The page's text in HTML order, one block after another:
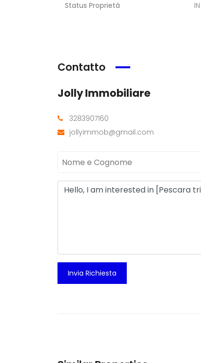
Status Proprietà
Contatto
Jolly Immobiliare
3283907160
jollyimmob@gmail.com
Invia Richiesta